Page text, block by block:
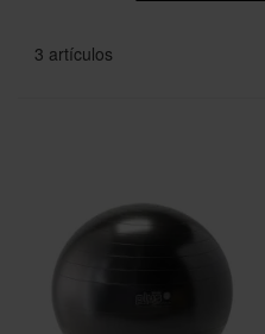
3 artículos